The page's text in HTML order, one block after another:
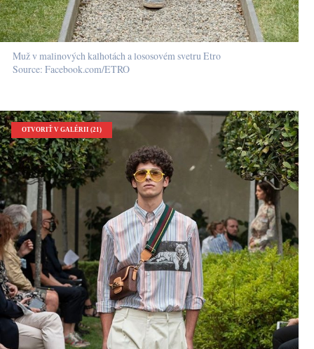
Muž v malinových kalhotách a lososovém svetru Etro
Source: Facebook.com/ETRO
OTVORIŤ V GALÉRII (21)